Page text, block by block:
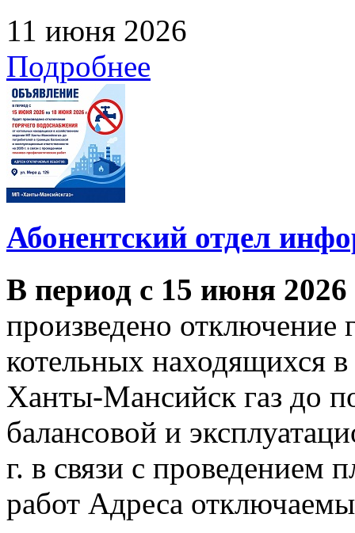
11 июня 2026
Подробнее
Абонентский отдел
В период с 15 июня
произведено отключение
котельных находящихся
Ханты-Мансийск газ до
балансовой и
г. в связи с проведением
работ Адреса